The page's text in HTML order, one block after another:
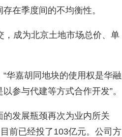
在季度间的不均衡性。
，成为北京土地市场总价、单
华嘉胡同地块的使用权是华融
参与代建等方式合作开发”。
发展瓶颈再次为业内所关
前已经投了103亿元。公司方